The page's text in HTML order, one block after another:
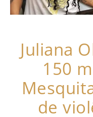
Juliana
150
de